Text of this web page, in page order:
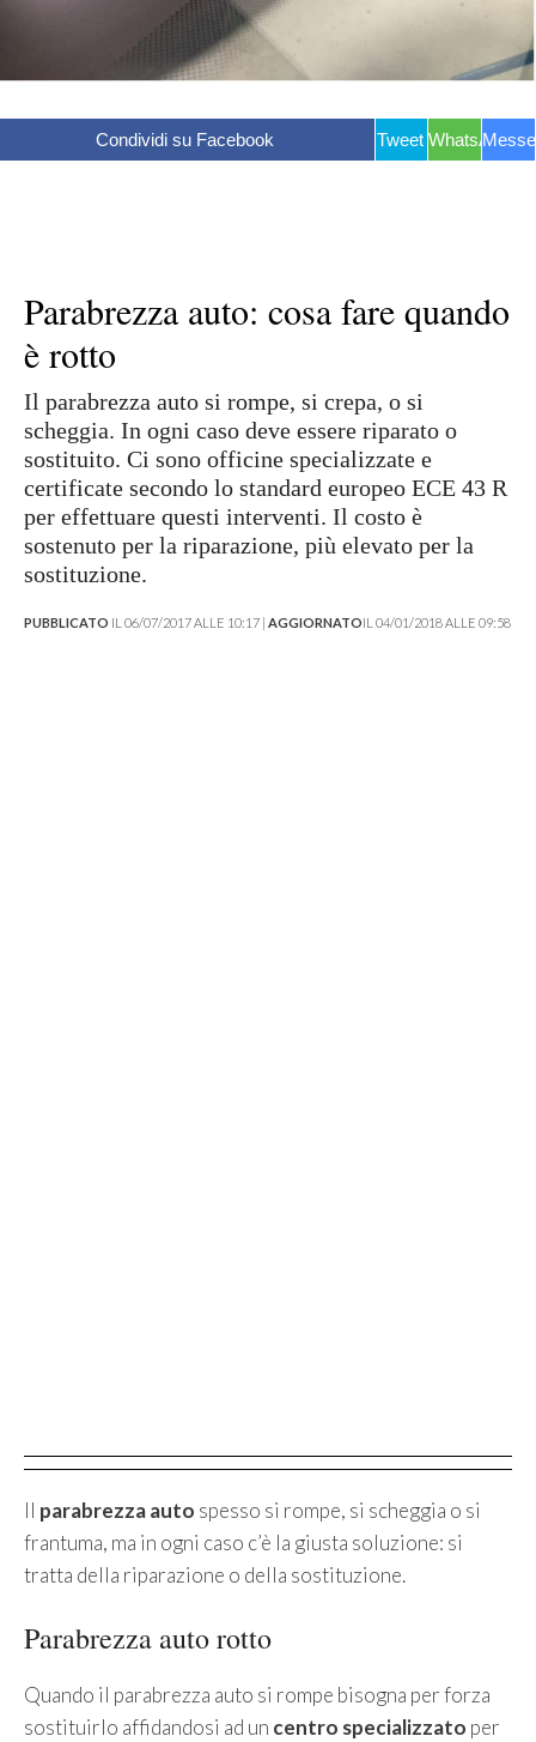
Condividi su Facebook Tweet WhatsApp
Parabrezza auto: cosa fare quando
è rotto
Il parabrezza auto si rompe, si crepa, o si
scheggia. In ogni caso deve essere riparato o
sostituito. Ci sono officine specializzate e
certificate secondo lo standard europeo ECE 43 R
per effettuare questi interventi. Il costo è
sostenuto per la riparazione, più elevato per la
sostituzione.
PUBBLICATO IL 06/07/2017 ALLE 10:17 | AGGIORNATOIL 04/01/2018 ALLE 09:58
Il parabrezza auto spesso si rompe, si scheggia o si
frantuma, ma in ogni caso c’è la giusta soluzione: si
tratta della riparazione o della sostituzione.
Parabrezza auto rotto
Quando il parabrezza auto si rompe bisogna per forza
sostituirlo affidandosi ad un centro specializzato per